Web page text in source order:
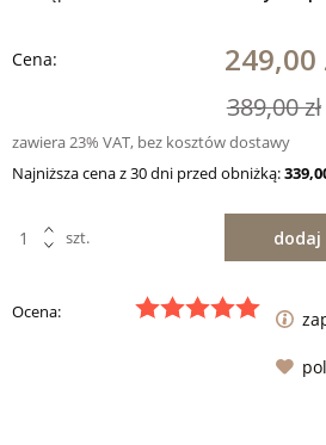
Cena: 249,00
389,00 zł
zawiera 23% VAT, bez kosztów dostawy
Najniższa cena z 30 dni przed obniżką:
szt. dodaj
Ocena: